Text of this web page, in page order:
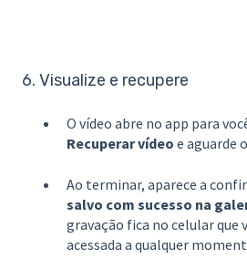
6. Visualize e recupere
O vídeo abre no app para
Recuperar vídeo e aguarde
Ao terminar, aparece a
salvo com sucesso na
gravação fica no celular que
acessada a qualquer